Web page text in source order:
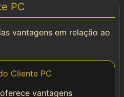
PC
vantagens em relação ao
Cliente PC
vantagens